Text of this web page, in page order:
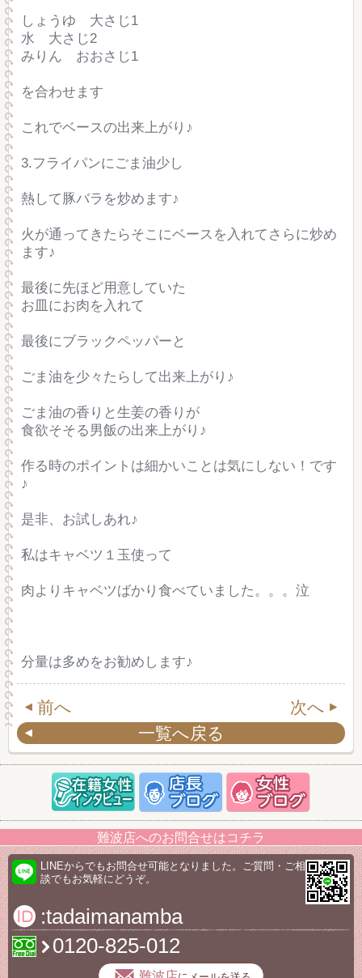
しょうゆ 大さじ1
水 大さじ2
みりん おおさじ1
を合わせます
これでベースの出来上がり♪
3.フライパンにごま油少し
熱して豚バラを炒めます♪
火が通ってきたらそこにベースを入れてさらに炒め
ます♪
最後に先ほど用意していた
お皿にお肉を入れて
最後にブラックペッパーと
ごま油を少々たらして出来上がり♪
ごま油の香りと生姜の香りが
食欲そそる男飯の出来上がり♪
作る時のポイントは細かいことは気にしない！です
♪
是非、お試しあれ♪
私はキャベツ１玉使って
肉よりキャベツばかり食べていました。。。泣
分量は多めをお勧めします♪
前へ
次へ
一覧へ戻る
難波店へのお問合せはコチラ
LINEからでもお問合せ可能となりました。ご質問・ご相
談でもお気軽にどうぞ。
:tadaimanamba
0120-825-012